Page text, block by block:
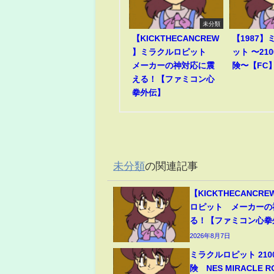
未分類
【KICKTHECANCREW
】ミラクルロピット
メーカーの神対応に震
える！【ファミコン心
拳外伝】
【1987】
ット 〜
険〜【FC】
未分類の関連記事
【
ロピット メーカーの
る！【ファミコン心拳
2026年8月7日
ミラクルロピット
険 NES MIRACLE